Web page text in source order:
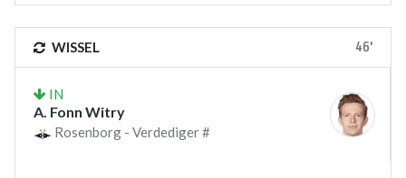
WISSEL 46'
IN
A. Fonn Witry
Rosenborg - Verdediger #